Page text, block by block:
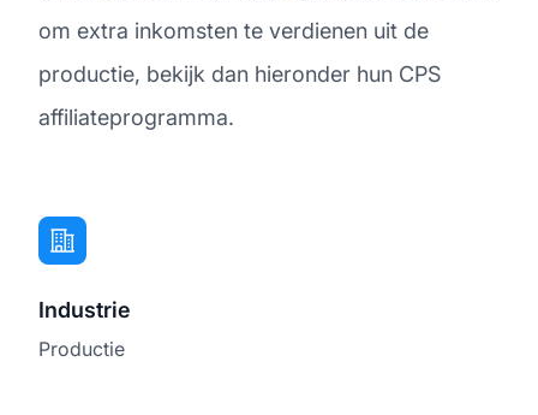
om extra inkomsten te verdienen uit de
productie, bekijk dan hieronder hun CPS
affiliateprogramma.
Industrie
Productie